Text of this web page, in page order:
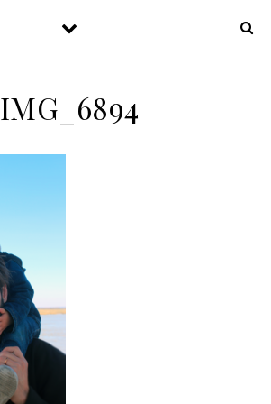
IMG_6894